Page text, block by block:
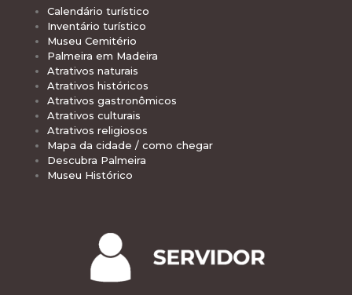
Calendário turístico
Inventário turístico
Museu Cemitério
Palmeira em Madeira
Atrativos naturais
Atrativos históricos
Atrativos gastronômicos
Atrativos culturais
Atrativos religiosos
Mapa da cidade / como chegar
Descubra Palmeira
Museu Histórico